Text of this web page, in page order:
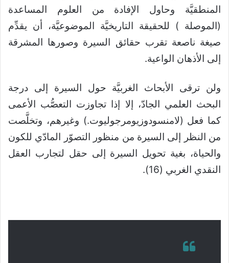
المنطقيَّة وحاول الإفادة من العلوم المساعدة
(الموصلة ) للحقيقة التاريخيَّة الموضوعيَّة، أن يقدِّم
صيغة ناصعة تقرب حقائق السيرة وصورها المشرقة
إلى الأذهان الواعية.
ولن ترقى الأبحاث الغربيَّة حول السيرة إلى درجة
البحث العلمي الجادّ، إلا إذا تجاوزت التعصُّب الأعمى
كما فعل (لامنسودوزيومرجوليوت.) وغيرهم، وتخلَّصت
من النظر إلى السيرة من منظور التصوّر المادّي للكون
والحياة، بغية تحويل السيرة إلى حقل لتجارب العقل
النقدي الغربي (16).